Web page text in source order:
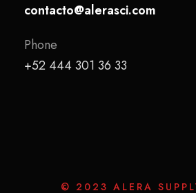
contacto@alerasci.com
Phone
+52 444 301 36 33
© 2023 ALERA